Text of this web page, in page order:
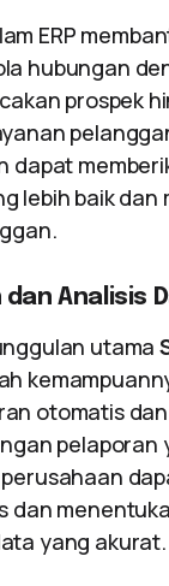
ERP
hubungan
prospek
dapat
lebih baik dan
dan Analisis
utama
otomatis
pelaporan
dan
yang akurat.